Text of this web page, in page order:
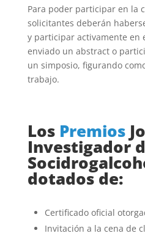
Para poder participar en la
solicitantes deberán
y participar activamente en
enviado un abstract o
un simposio, figurando
trabajo.
Los Premios
Investigador
dotados de:
Certificado oficial
Invitación a la cena de